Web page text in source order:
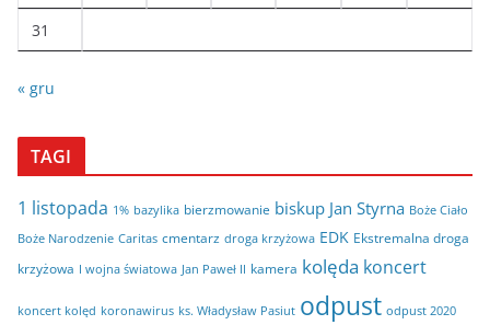
31
« gru
TAGI
1 listopada 1% bazylika bierzmowanie biskup Jan Styrna Boże Ciało
Boże Narodzenie Caritas cmentarz droga krzyżowa EDK Ekstremalna droga
krzyżowa I wojna światowa Jan Paweł II kamera kolęda koncert
koncert kolęd koronawirus ks. Władysław Pasiut odpust odpust 2020